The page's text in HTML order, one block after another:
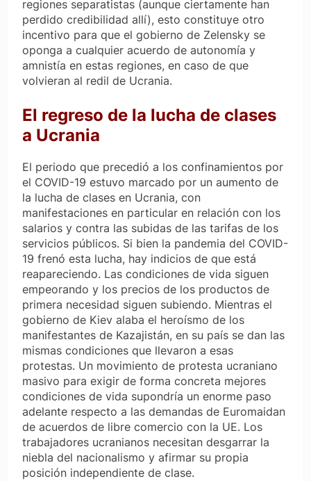
regiones separatistas (aunque ciertamente han
perdido credibilidad allí), esto constituye otro
incentivo para que el gobierno de Zelensky se
oponga a cualquier acuerdo de autonomía y
amnistía en estas regiones, en caso de que
volvieran al redil de Ucrania.
El regreso de la lucha de clases
a Ucrania
El periodo que precedió a los confinamientos por
el COVID-19 estuvo marcado por un aumento de
la lucha de clases en Ucrania, con
manifestaciones en particular en relación con los
salarios y contra las subidas de las tarifas de los
servicios públicos. Si bien la pandemia del COVID-
19 frenó esta lucha, hay indicios de que está
reapareciendo. Las condiciones de vida siguen
empeorando y los precios de los productos de
primera necesidad siguen subiendo. Mientras el
gobierno de Kiev alaba el heroísmo de los
manifestantes de Kazajistán, en su país se dan las
mismas condiciones que llevaron a esas
protestas. Un movimiento de protesta ucraniano
masivo para exigir de forma concreta mejores
condiciones de vida supondría un enorme paso
adelante respecto a las demandas de Euromaidan
de acuerdos de libre comercio con la UE. Los
trabajadores ucranianos necesitan desgarrar la
niebla del nacionalismo y afirmar su propia
posición independiente de clase.